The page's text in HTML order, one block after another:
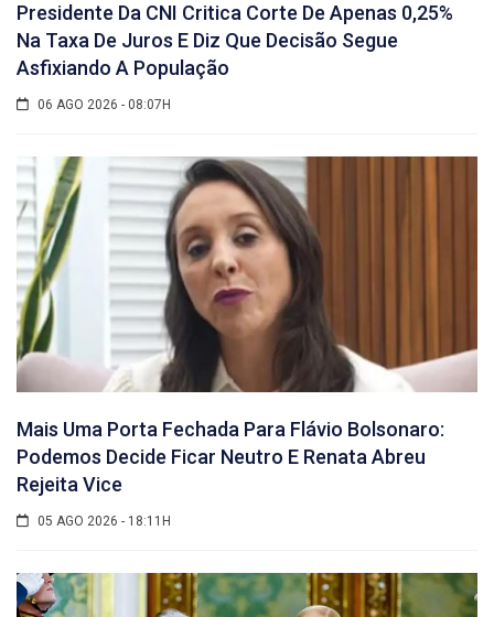
Presidente Da CNI Critica Corte De Apenas 0,25%
Na Taxa De Juros E Diz Que Decisão Segue
Asfixiando A População
06 AGO 2026 - 08:07H
Mais Uma Porta Fechada Para Flávio Bolsonaro:
Podemos Decide Ficar Neutro E Renata Abreu
Rejeita Vice
05 AGO 2026 - 18:11H